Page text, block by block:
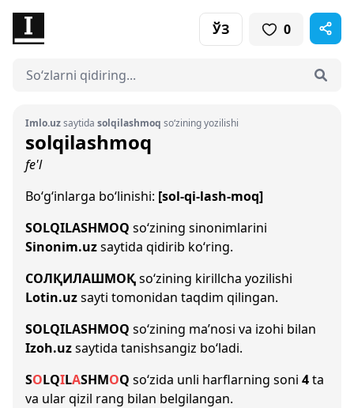
ЎЗ 0
Imlo.uzsaytida solqilashmoq so‘zining yozilishi
solqilashmoq
fe'l
Bo‘g‘inlarga bo‘linishi: [sol-qi-lash-moq]
SOLQILASHMOQ so‘zining sinonimlarini
Sinonim.uzsaytida qidirib ko‘ring.
СОЛҚИЛАШМОҚso‘zining kirillcha yozilishi
Lotin.uzsayti tomonidan taqdim qilingan.
SOLQILASHMOQ so‘zining ma’nosi va izohi bilan
Izoh.uzsaytida tanishsangiz bo‘ladi.
SOLQILASHMOQ so‘zida unli harflarning soni 4ta
va ular qizil rang bilan belgilangan.